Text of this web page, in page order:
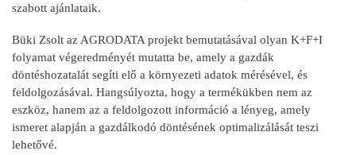
szabott ajánlataik.
Büki Zsolt az AGRODATA projekt bemutatásával olyan K+F+I
folyamat végeredményét mutatta be, amely a gazdák
döntéshozatalát segíti elő a környezeti adatok mérésével, és
feldolgozásával. Hangsúlyozta, hogy a termékükben nem az
eszköz, hanem az a feldolgozott információ a lényeg, amely
ismeret alapján a gazdálkodó döntésének optimalizálását teszi
lehetővé.